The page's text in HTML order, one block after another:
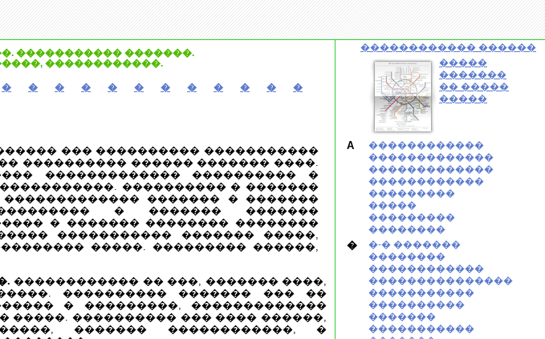
����������� �������.
������������.
� � � � � � � � � � � �
��� ���������� �����������
���������� ������ ������� ����.
������������� ���������� �
���������� � �������
������� � �������
� ������� �������
� ������� �������� ��������
����������� ������� �����,
�����. ��������� ������,
������������ �� ���, ������� ����,
���������� ������� ��� ��
� ���������, �������������
�����. ���������� ��� ���� ������,
������� ������������, �
������������ ������
�����
�������
�� �����
�����
A
������������
�������������
�������������
������������
���������
�����
���������
��������
�
�-� �������
��������
������������
���������������
�����������
����������
�������
�����������